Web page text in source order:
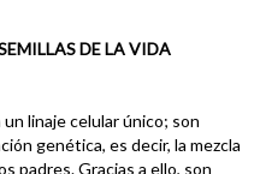
DE LA VIDA
linaje celular único; son
genética, es decir, la mezcla
padres. Gracias a ello, son